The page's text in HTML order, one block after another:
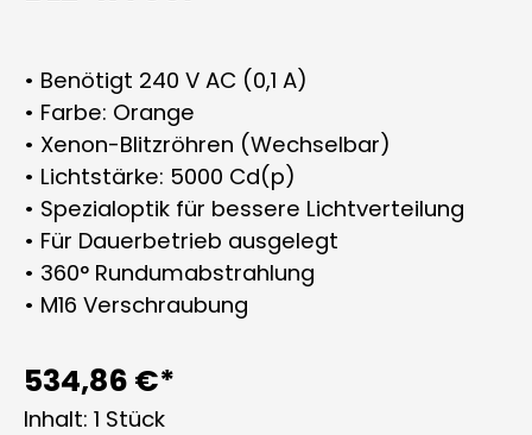
• Benötigt 240 V AC (0,1 A)
• Farbe: Orange
• Xenon-Blitzröhren (Wechselbar)
• Lichtstärke: 5000 Cd(p)
• Spezialoptik für bessere Lichtverteilung
• Für Dauerbetrieb ausgelegt
• 360° Rundumabstrahlung
• M16 Verschraubung
534,86 €*
Inhalt: 1 Stück